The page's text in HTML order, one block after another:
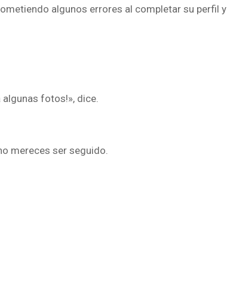
algunos errores al completar su perfil y
fotos!», dice.
mereces ser seguido.